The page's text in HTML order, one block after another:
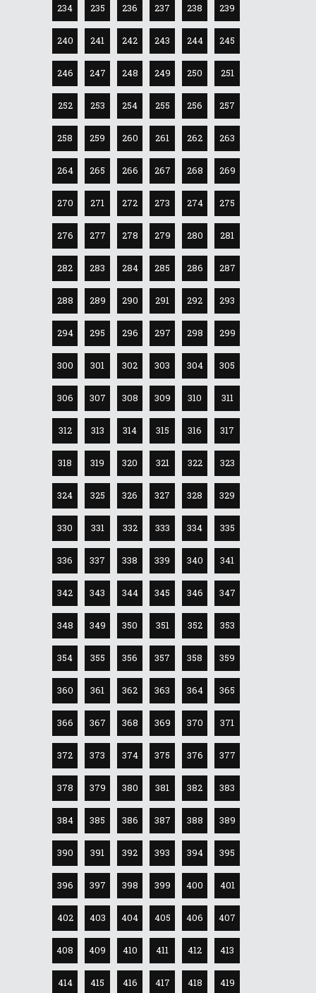
234 235 236 237 238 239
240 241 242 243 244 245
246 247 248 249 250 251
252 253 254 255 256 257
258 259 260 261 262 263
264 265 266 267 268 269
270 271 272 273 274 275
276 277 278 279 280 281
282 283 284 285 286 287
288 289 290 291 292 293
294 295 296 297 298 299
300 301 302 303 304 305
306 307 308 309 310 311
312 313 314 315 316 317
318 319 320 321 322 323
324 325 326 327 328 329
330 331 332 333 334 335
336 337 338 339 340 341
342 343 344 345 346 347
348 349 350 351 352 353
354 355 356 357 358 359
360 361 362 363 364 365
366 367 368 369 370 371
372 373 374 375 376 377
378 379 380 381 382 383
384 385 386 387 388 389
390 391 392 393 394 395
396 397 398 399 400 401
402 403 404 405 406 407
408 409 410 411 412 413
414 415 416 417 418 419